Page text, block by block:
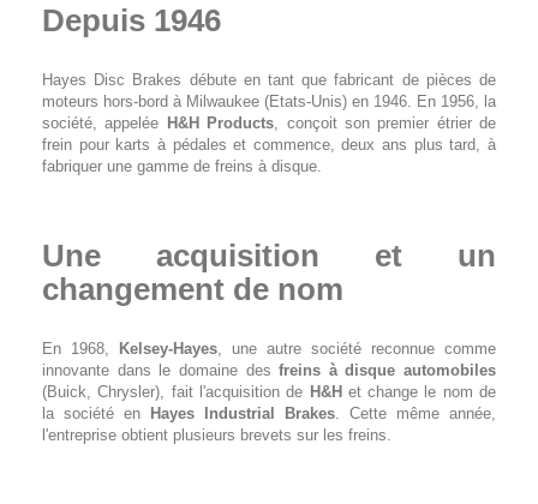
Depuis 1946
Hayes Disc Brakes débute en tant que fabricant de pièces de
moteurs hors-bord à Milwaukee (Etats-Unis) en 1946. En 1956, la
société, appelée H&H Products , conçoit son premier étrier de
frein pour karts à pédales et commence, deux ans plus tard, à
fabriquer une gamme de freins à disque.
Une acquisition et un
changement de nom
En 1968, Kelsey-Hayes , une autre société reconnue comme
innovante dans le domaine desfreins à disque automobiles
(Buick, Chrysler), fait l'acquisition de H&Het change le nom de
la société en Hayes Industrial Brakes . Cette même année,
l'entreprise obtient plusieurs brevets sur les freins.